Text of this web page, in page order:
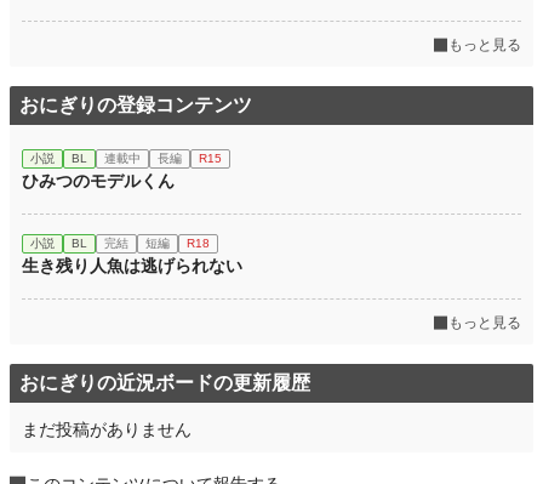
もっと見る
おにぎりの登録コンテンツ
小説 BL 連載中 長編 R15
ひみつのモデルくん
小説 BL 完結 短編 R18
生き残り人魚は逃げられない
もっと見る
おにぎりの近況ボードの更新履歴
まだ投稿がありません